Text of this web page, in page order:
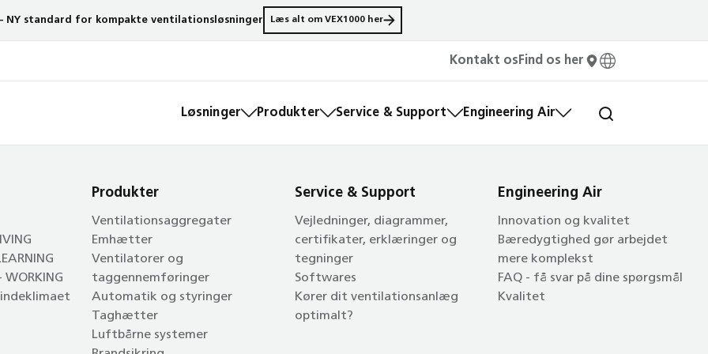
– NY standard for kompakte ventilationsløsninger Læs alt om VEX1000 her
Kontakt os Find os her
Løsninger Produkter Service & Support Engineering Air
Produkter
Ventilationsaggregater
Emhætter
Ventilatorer og
taggennemføringer
Automatik og styringer
Taghætter
Luftbårne systemer
Service & Support
Vejledninger, diagrammer,
certifikater, erklæringer og
tegninger
Softwares
Kører dit ventilationsanlæg
optimalt?
Engineering Air
Innovation og kvalitet
Bæredygtighed gør arbejdet
mere komplekst
FAQ - få svar på dine spørgsmål
Kvalitet